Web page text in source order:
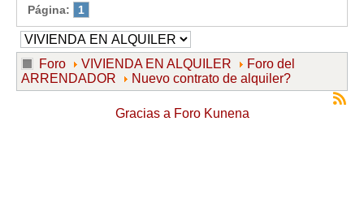
Página: 1
Foro VIVIENDA EN ALQUILER
Foro del
ARRENDADOR
Nuevo contrato de alquiler?
Gracias a Foro Kunena